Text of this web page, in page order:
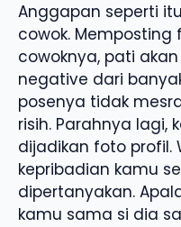
Anggapan seperti
cowok.
cowoknya, pati
negative dari
posenya tidak
risih. Parahnya lagi,
dijadikan foto profil.
kepribadian kamu
dipertanyakan.
kamu sama si dia